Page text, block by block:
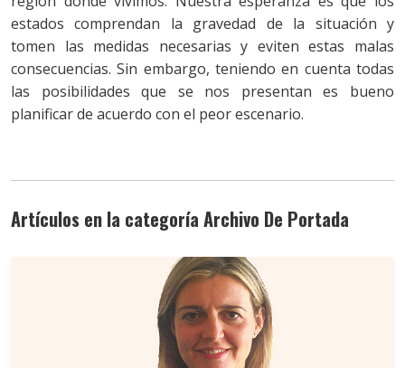
estados comprendan la gravedad de la situación y
tomen las medidas necesarias y eviten estas malas
consecuencias. Sin embargo, teniendo en cuenta todas
las posibilidades que se nos presentan es bueno
planificar de acuerdo con el peor escenario.
Artículos en la categoría Archivo De Portada